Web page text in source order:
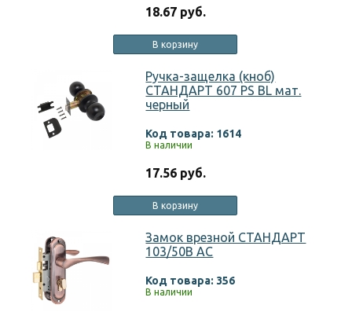
18.67 руб.
В корзину
Ручка-защелка (кноб)
СТАНДАРТ 607 PS BL мат.
черный
Код товара: 1614
В наличии
17.56 руб.
В корзину
Замок врезной СТАНДАРТ
103/50В АС
Код товара: 356
В наличии